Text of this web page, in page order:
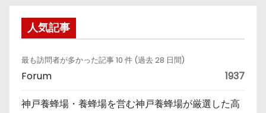
人気記事
最も訪問者が多かった記事 10 件 (過去 28 日間)
Forum 1937
神戸養蜂場・養蜂場を営む神戸養蜂場が厳選した高